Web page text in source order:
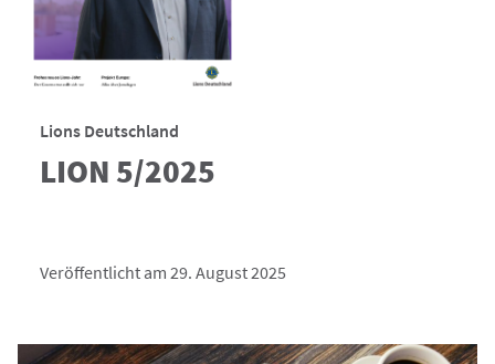
Lions Deutschland
LION 5/2025
Veröffentlicht am 29. August 2025